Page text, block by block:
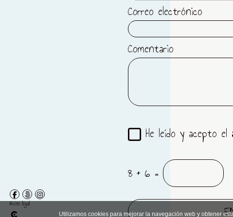
Correo electrónico
Comentario
He leído y acepto el
8 + 6 =
Aviso legal
Utilizamos cookies para mejorar la navegación web y obtener